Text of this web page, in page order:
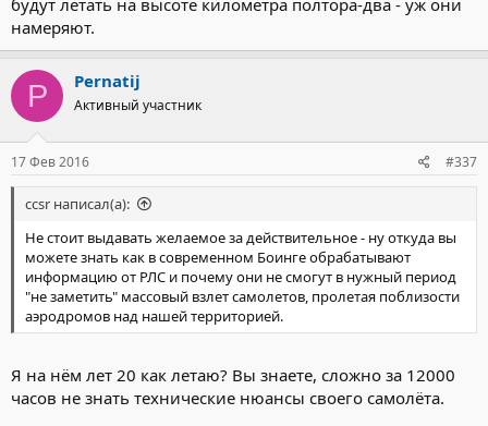
будут летать на высоте километра полтора-два - уж они
намеряют.
P Pernatij
Активный участник
17 Фев 2016 #337
ccsr написал(а):
Не стоит выдавать желаемое за действительное - ну откуда вы
можете знать как в современном Боинге обрабатывают
информацию от РЛС и почему они не смогут в нужный период
"не заметить" массовый взлет самолетов, пролетая поблизости
аэродромов над нашей территорией.
Я на нём лет 20 как летаю? Вы знаете, сложно за 12000
часов не знать технические нюансы своего самолёта.